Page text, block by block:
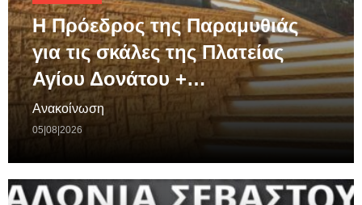
Η Πρόεδρος της Παραμυθιάς
για τις σκάλες της Πλατείας
Αγίου Δονάτου +…
Ανακοίνωση
05|08|2026